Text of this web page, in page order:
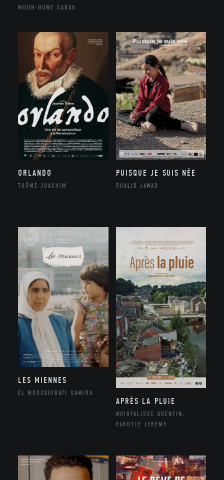
MOON-HOWE SARAH
ORLANDO
THÔME JOACHIM
PUISQUE JE SUIS NÉE
RHALIB JAWAD
LES MIENNES
EL MOUZGHIBATI SAMIRA
APRÈS LA PLUIE
NOIRFALISSE QUENTIN,
PAROTTE JEREMY